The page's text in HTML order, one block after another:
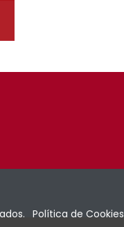
Política de Cookies